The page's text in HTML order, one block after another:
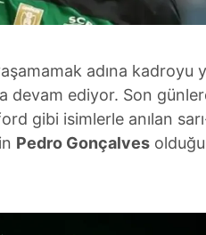
adına kadroyu
devam ediyor. Son
gibi isimlerle anılan
Pedro Gonçalves